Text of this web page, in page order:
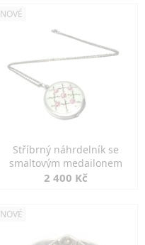
NOVÉ
Stříbrný náhrdelník se
smaltovým medailonem
2 400 Kč
NOVÉ